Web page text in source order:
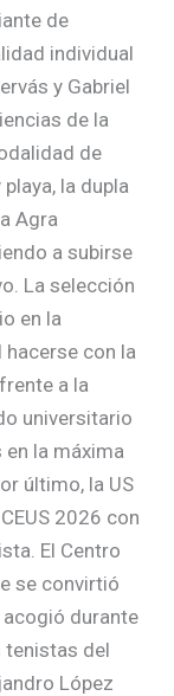
de
individual
y Gabriel
de la
de
la dupla
Agra
a subirse
La selección
en la
con la
a la
universitario
la máxima
último, la US
2026 con
El Centro
se convirtió
acogió durante
del
López